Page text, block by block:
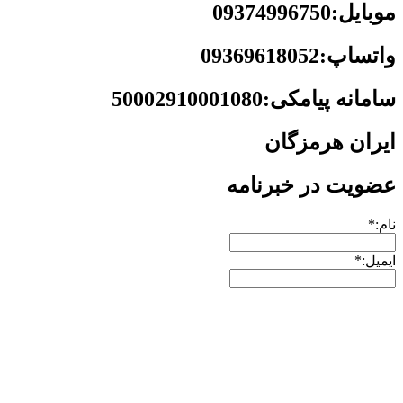
موبایل:09374996750
واتساپ:09369618052
سامانه پیامکی:50002910001080
ایران هرمزگان
عضویت در خبرنامه
نام:*
ایمیل:*